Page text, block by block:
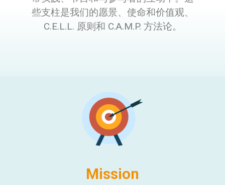
些支柱是我们的愿景、使命和价值观、
C.E.L.L. 原则和 C.A.M.P. 方法论。
Mission